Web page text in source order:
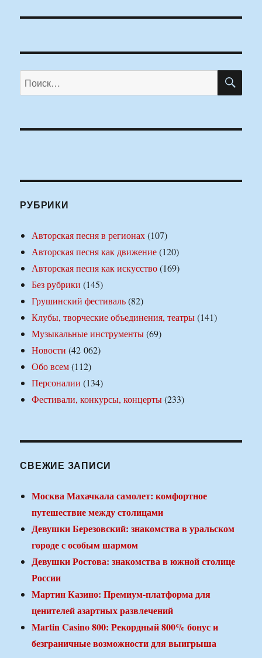
Искать:
РУБРИКИ
Авторская песня в регионах(107)
Авторская песня как движение(120)
Авторская песня как искусство(169)
Без рубрики (145)
Грушинский фестиваль(82)
Клубы, творческие объединения, театры(141)
Музыкальные инструменты(69)
Новости (42 062)
Обо всем(112)
Персоналии (134)
Фестивали, конкурсы, концерты(233)
СВЕЖИЕ ЗАПИСИ
Москва Махачкала самолет: комфортное
путешествие между столицами
Девушки Березовский: знакомства в уральском
городе с особым шармом
Девушки Ростова: знакомства в южной столице
России
Мартин Казино: Премиум-платформа для
ценителей азартных развлечений
Martin Casino 800: Рекордный 800% бонус и
безграничные возможности для выигрыша